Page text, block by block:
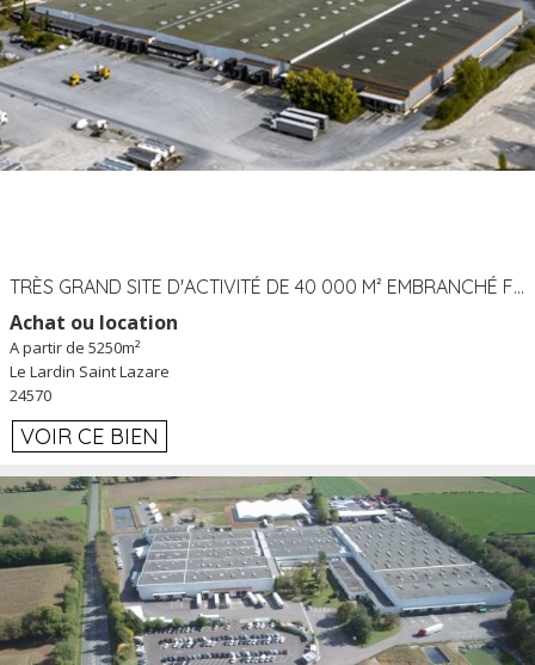
TRÈS GRAND SITE D'ACTIVITÉ DE 40 000 M² EMBRANCHÉ FER AU LARDIN SAINT LAZARE (24) PROCHE A89 À LOUER
Achat ou location
A partir de 5250m²
Le Lardin Saint Lazare
24570
VOIR CE BIEN